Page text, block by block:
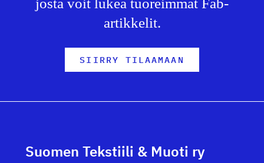
artikkelit.
SIIRRY TILAAMAAN
Suomen Tekstiili & Muoti ry